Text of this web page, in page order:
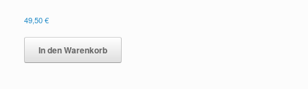
49,50€
In den Warenkorb